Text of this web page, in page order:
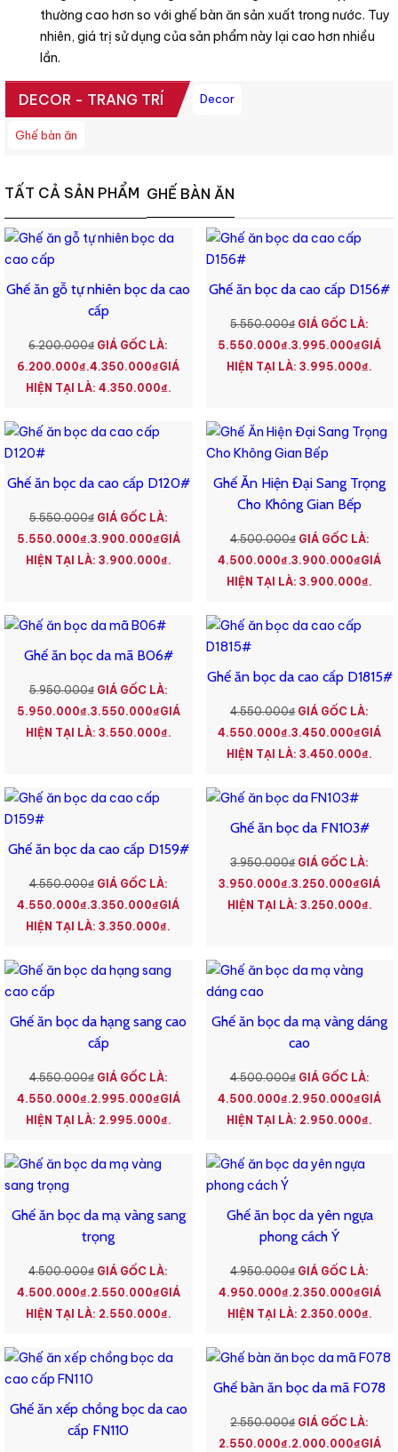
thường cao hơn so với ghế bàn ăn sản xuất trong nước. Tuy
nhiên, giá trị sử dụng của sản phẩm này lại cao hơn nhiều
lần.
DECOR - TRANG TRÍ Decor
Ghế bàn ăn
TẤT CẢ SẢN PHẨM GHẾ BÀN ĂN
Ghế ăn gỗ tự nhiên bọc da cao
cấp
6.200.000₫ GIÁ GỐC LÀ:
6.200.000₫.4.350.000₫GIÁ
HIỆN TẠI LÀ: 4.350.000₫.
Ghế ăn bọc da cao cấp D156#
5.550.000₫ GIÁ GỐC LÀ:
5.550.000₫.3.995.000₫GIÁ
HIỆN TẠI LÀ: 3.995.000₫.
Ghế ăn bọc da cao cấp D120#
5.550.000₫ GIÁ GỐC LÀ:
5.550.000₫.3.900.000₫GIÁ
HIỆN TẠI LÀ: 3.900.000₫.
Ghế Ăn Hiện Đại Sang Trọng
Cho Không Gian Bếp
4.500.000₫ GIÁ GỐC LÀ:
4.500.000₫.3.900.000₫GIÁ
HIỆN TẠI LÀ: 3.900.000₫.
Ghế ăn bọc da mã B06#
5.950.000₫ GIÁ GỐC LÀ:
5.950.000₫.3.550.000₫GIÁ
HIỆN TẠI LÀ: 3.550.000₫.
Ghế ăn bọc da cao cấp D1815#
4.550.000₫ GIÁ GỐC LÀ:
4.550.000₫.3.450.000₫GIÁ
HIỆN TẠI LÀ: 3.450.000₫.
Ghế ăn bọc da cao cấp D159#
4.550.000₫ GIÁ GỐC LÀ:
4.550.000₫.3.350.000₫GIÁ
HIỆN TẠI LÀ: 3.350.000₫.
Ghế ăn bọc da FN103#
3.950.000₫ GIÁ GỐC LÀ:
3.950.000₫.3.250.000₫GIÁ
HIỆN TẠI LÀ: 3.250.000₫.
Ghế ăn bọc da hạng sang cao
cấp
4.550.000₫ GIÁ GỐC LÀ:
4.550.000₫.2.995.000₫GIÁ
HIỆN TẠI LÀ: 2.995.000₫.
Ghế ăn bọc da mạ vàng dáng
cao
4.500.000₫ GIÁ GỐC LÀ:
4.500.000₫.2.950.000₫GIÁ
HIỆN TẠI LÀ: 2.950.000₫.
Ghế ăn bọc da mạ vàng sang
trọng
4.500.000₫ GIÁ GỐC LÀ:
4.500.000₫.2.550.000₫GIÁ
HIỆN TẠI LÀ: 2.550.000₫.
Ghế ăn bọc da yên ngựa
phong cách Ý
4.950.000₫ GIÁ GỐC LÀ:
4.950.000₫.2.350.000₫GIÁ
HIỆN TẠI LÀ: 2.350.000₫.
Ghế ăn xếp chồng bọc da cao
cấp FN110
Ghế bàn ăn bọc da mã F078
2.550.000₫ GIÁ GỐC LÀ:
2.550.000₫.2.000.000₫GIÁ